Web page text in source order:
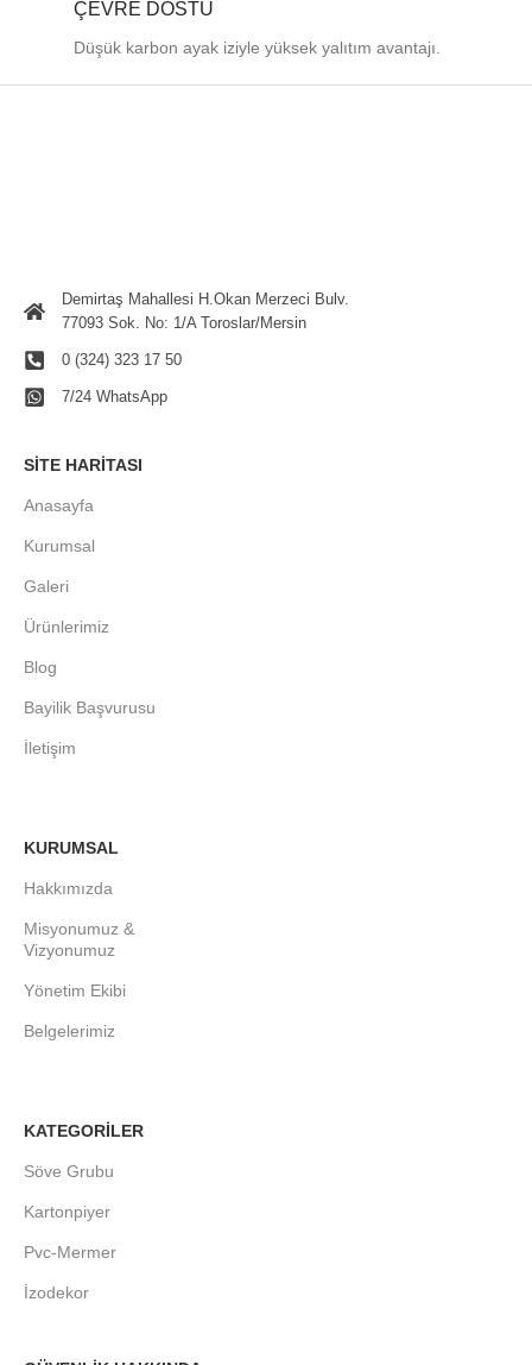
ÇEVRE DOSTU
Düşük karbon ayak iziyle yüksek yalıtım avantajı.
Demirtaş Mahallesi H.Okan Merzeci Bulv.
77093 Sok. No: 1/A Toroslar/Mersin
0 (324) 323 17 50
7/24 WhatsApp
SITE HARITASI
Anasayfa
Kurumsal
Galeri
Ürünlerimiz
Blog
Bayilik Başvurusu
İletişim
KURUMSAL
Hakkımızda
Misyonumuz &
Vizyonumuz
Yönetim Ekibi
Belgelerimiz
KATEGORİLER
Söve Grubu
Kartonpiyer
Pvc-Mermer
İzodekor